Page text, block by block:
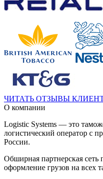
ЧИТАТЬ ОТЗЫВЫ
О компании
Logistic Systems — это
логистический оператор с
России.
Обширная партнерская сеть
оформление грузов на всех